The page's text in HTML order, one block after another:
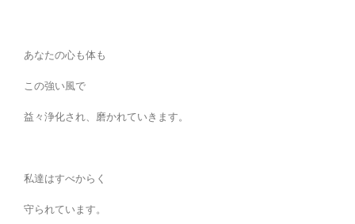
あなたの心も体も
この強い風で
益々浄化され、磨かれていきます。
私達はすべからく
守られています。